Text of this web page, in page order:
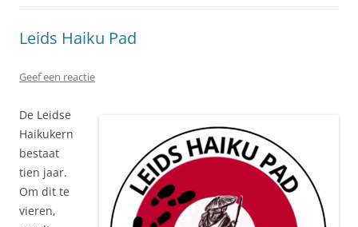
Leids Haiku Pad
Geef een reactie
De Leidse
Haikukern
bestaat
tien jaar.
Om dit te
vieren,